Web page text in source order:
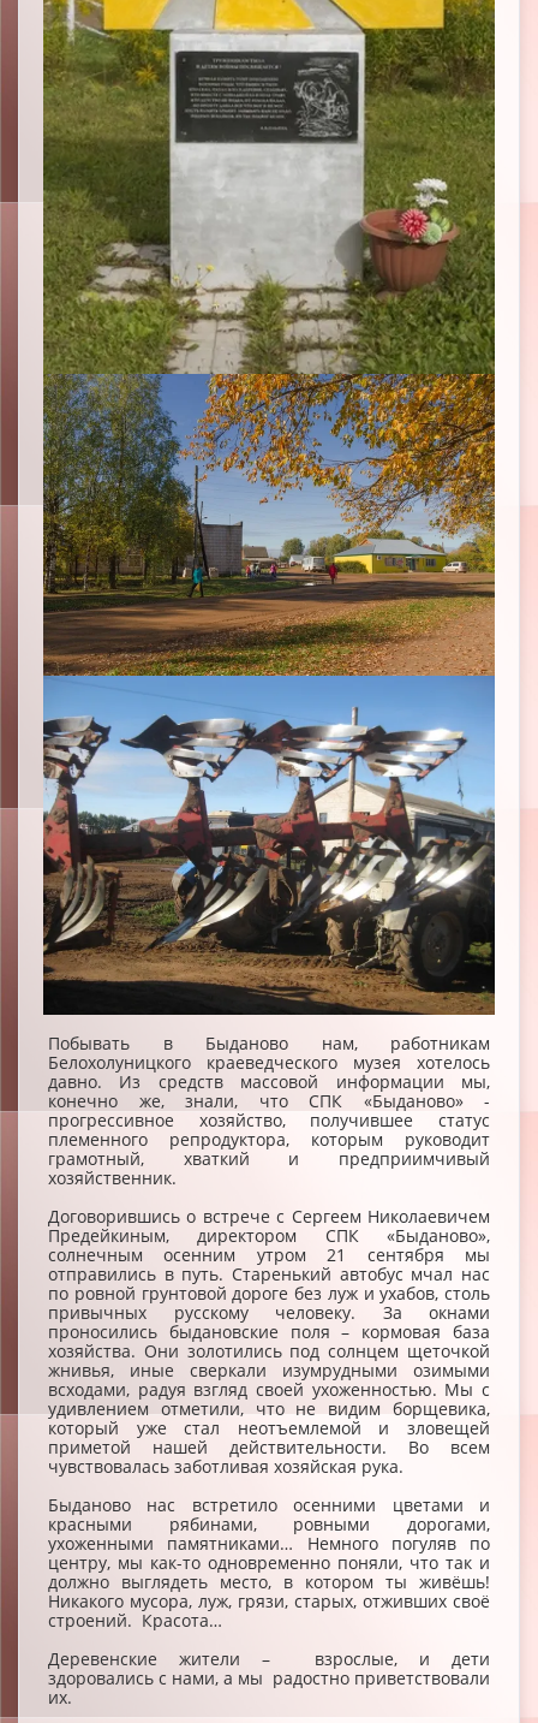
Побывать в Быданово нам, работникам
Белохолуницкого краеведческого музея хотелось
давно. Из средств массовой информации мы,
конечно же, знали, что СПК «Быданово» -
прогрессивное хозяйство, получившее статус
племенного репродуктора, которым руководит
грамотный, хваткий и предприимчивый
хозяйственник.
Договорившись о встрече с Сергеем Николаевичем
Предейкиным, директором СПК «Быданово»,
солнечным осенним утром 21 сентября мы
отправились в путь. Старенький автобус мчал нас
по ровной грунтовой дороге без луж и ухабов, столь
привычных русскому человеку. За окнами
проносились быдановские поля – кормовая база
хозяйства. Они золотились под солнцем щеточкой
жнивья, иные сверкали изумрудными озимыми
всходами, радуя взгляд своей ухоженностью. Мы с
удивлением отметили, что не видим борщевика,
который уже стал неотъемлемой и зловещей
приметой нашей действительности. Во всем
чувствовалась заботливая хозяйская рука.
Быданово нас встретило осенними цветами и
красными рябинами, ровными дорогами,
ухоженными памятниками… Немного погуляв по
центру, мы как-то одновременно поняли, что так и
должно выглядеть место, в котором ты живёшь!
Никакого мусора, луж, грязи, старых, отживших своё
строений. Красота…
Деревенские жители – взрослые, и дети
здоровались с нами, а мы радостно приветствовали
их.